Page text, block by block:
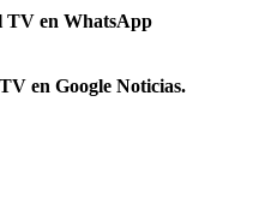
TV en WhatsApp
en Google Noticias.